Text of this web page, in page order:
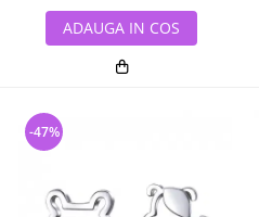
ADAUGA IN COS
-47%